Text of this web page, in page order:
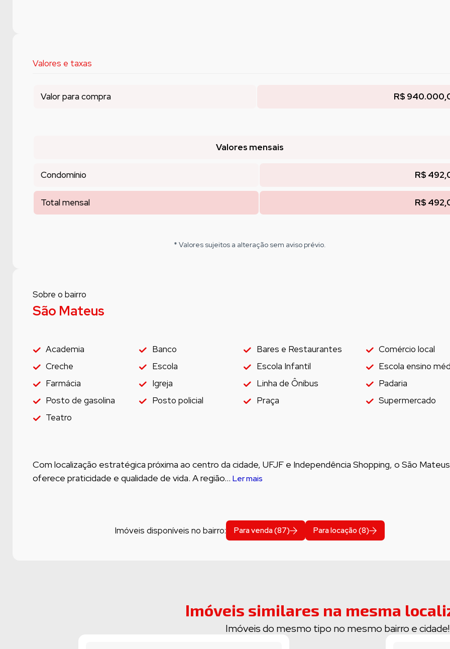
Valores e taxas
Valor para compra R$
Valores mensais
Condomínio R$
Total mensal R$
* Valores sujeitos a alteração sem aviso prévio.
Sobre o bairro
São Mateus
Academia Banco Bares e Restaurantes
Comércio local
Creche
Escola Escola Infantil
Escola ensino
Farmácia
Igreja Linha de Ônibus
Padaria
Posto de gasolina
Posto policial Praça
Supermercado
Teatro
Com localização estratégica próxima ao centro da cidade, UFJF e Independência Shopping, o São Mateus
oferece praticidade e qualidade de vida. A região... Ler mais
Imóveis disponíveis no bairro: Para venda (87) Para locação (8)
Imóveis similares na mesma
Imóveis do mesmo tipo no mesmo bairro e cidade!